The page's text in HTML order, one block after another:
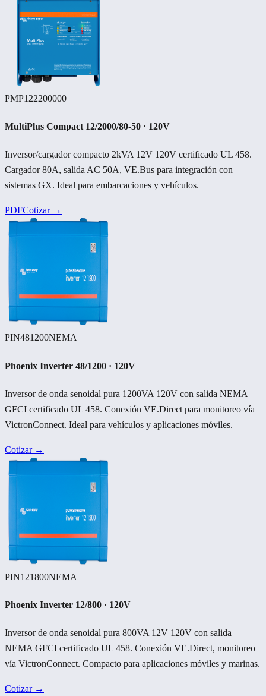
PMP122200000
MultiPlus Compact 12/2000/80-50 · 120V
Inversor/cargador compacto 2kVA 12V 120V certificado UL 458.
Cargador 80A, salida AC 50A, VE.Bus para integración con
sistemas GX. Ideal para embarcaciones y vehículos.
PDFCotizar →
PIN481200NEMA
Phoenix Inverter 48/1200 · 120V
Inversor de onda senoidal pura 1200VA 120V con salida NEMA
GFCI certificado UL 458. Conexión VE.Direct para monitoreo vía
VictronConnect. Ideal para vehículos y aplicaciones móviles.
Cotizar →
PIN121800NEMA
Phoenix Inverter 12/800 · 120V
Inversor de onda senoidal pura 800VA 12V 120V con salida
NEMA GFCI certificado UL 458. Conexión VE.Direct, monitoreo
vía VictronConnect. Compacto para aplicaciones móviles y marinas.
Cotizar →